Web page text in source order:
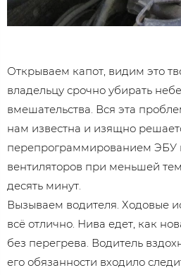
Открываем капот, видим это
владельцу срочно убирать
вмешательства. Вся эта
нам известна и изящно
перепрограммированием ЭБУ
вентиляторов при меньшей
десять минут.
Вызываем водителя. Ходовые
всё отлично. Нива едет, как
без перегрева. Водитель
его обязанности входило